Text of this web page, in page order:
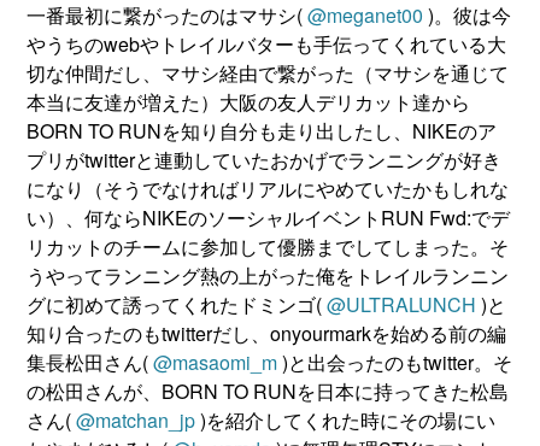
一番最初に繋がったのはマサシ(@meganet00 )。彼は今
やうちのwebやトレイルバターも手伝ってくれている大
切な仲間だし、マサシ経由で繋がった（マサシを通じて
本当に友達が増えた）大阪の友人デリカット達から
BORN TO RUNを知り自分も走り出したし、NIKEのア
プリがtwitterと連動していたおかげでランニングが好き
になり（そうでなければリアルにやめていたかもしれな
い）、何ならNIKEのソーシャルイベントRUN Fwd:でデ
リカットのチームに参加して優勝までしてしまった。そ
うやってランニング熱の上がった俺をトレイルランニン
グに初めて誘ってくれたドミンゴ(@ULTRALUNCH )と
知り合ったのもtwitterだし、onyourmarkを始める前の編
集長松田さん(@masaomi_m)と出会ったのもtwitter。そ
の松田さんが、BORN TO RUNを日本に持ってきた松島
さん(@matchan_jp)を紹介してくれた時にその場にい